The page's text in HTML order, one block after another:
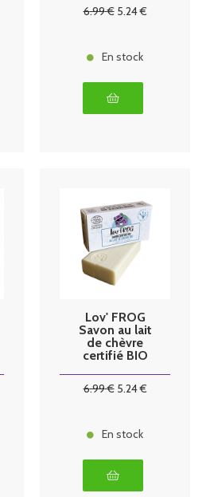
6.99€ 5.24€
En stock
Lov' FROG
Savon au lait
de chèvre
certifié BIO
6.99€ 5.24€
En stock